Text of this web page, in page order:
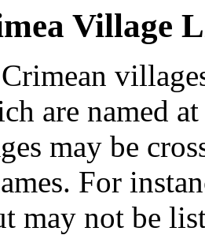
Village
are named
may be
For
may not be